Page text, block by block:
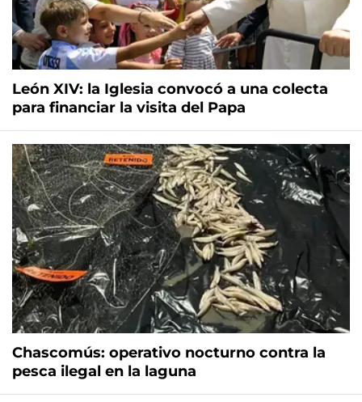
León XIV: la Iglesia convocó a una colecta
para financiar la visita del Papa
Chascomús: operativo nocturno contra la
pesca ilegal en la laguna